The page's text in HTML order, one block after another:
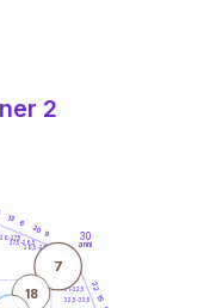
2
30
anni
26-27,5
27,5-28,5
28,5-29
31-32,5
32,5-33,5
13
6
20
9
22
15
7
18